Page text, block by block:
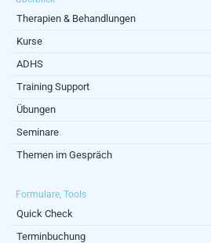
Therapien & Behandlungen
Kurse
ADHS
Training Support
Übungen
Seminare
Themen im Gespräch
Formulare, Tools
Quick Check
Terminbuchung